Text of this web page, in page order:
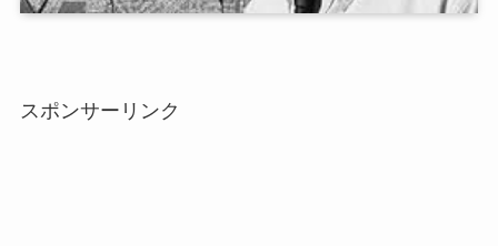
スポンサーリンク